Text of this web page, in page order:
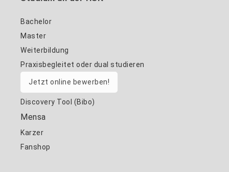
Bachelor
Master
Weiterbildung
Praxisbegleitet oder dual studieren
Jetzt online bewerben!
Discovery Tool (Bibo)
Mensa
Karzer
Fanshop